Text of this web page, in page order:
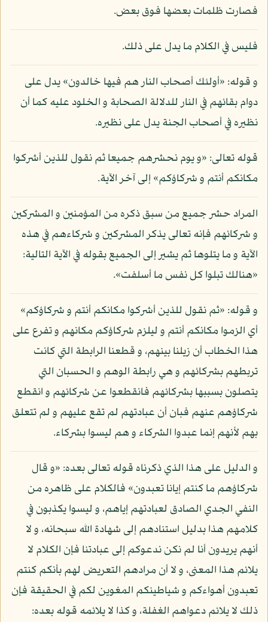
فصارت ظلمات بعضها فوق بعض.
فليس في الكلام ما يدل على ذلك.
و قوله: «أولئك أصحاب النار هم فيها خالدون» يدل على
دوام بقائهم في النار للدلالة الصحابة و الخلود عليه كما أن
نظيره في أصحاب الجنة يدل على نظيره.
قوله تعالى: «و يوم نحشرهم جميعا ثم نقول للذين أشركوا
مكانكم أنتم و شركاؤكم» إلى آخر الآية.
المراد حشر جميع من سبق ذكره من المؤمنين و المشركين
و شركائهم فإنه تعالى يذكر المشركين و شركاءهم في هذه
الآية و ما يتلوها ثم يشير إلى الجميع بقوله في الآية التالية:
«هنالك تبلوا كل نفس ما أسلفت».
و قوله: «ثم نقول للذين أشركوا مكانكم أنتم و شركاؤكم»
أي الزموا مكانكم أنتم و ليلزم شركاؤكم مكانهم و تفرع على
هذا الخطاب أن زيلنا بينهم، و قطعنا الرابطة التي كانت
تربطهم بشركائهم و هي رابطة الوهم و الحسبان التي
يتصلون بسببها بشركائهم فانقطعوا عن شركائهم و انقطع
شركاؤهم عنهم فبان أن عبادتهم لم تقع عليهم و لم تتعلق
بهم لأنهم إنما عبدوا الشركاء و هم ليسوا بشركاء.
و الدليل على هذا الذي ذكرناه قوله تعالى بعده: «و قال
شركاؤهم ما كنتم إيانا تعبدون» فالكلام على ظاهره من
النفي الجدي الصادق لعبادتهم إياهم، و ليسوا يكذبون في
كلامهم هذا بدليل استنادهم إلى شهادة الله سبحانه، و لا
أنهم يريدون أنا لم نكن ندعوكم إلى عبادتنا فإن الكلام لا
يلائم هذا المعنى، و لا أن مرادهم التعريض لهم بأنكم كنتم
تعبدون أهواءكم و شياطينكم المغوين لكم في الحقيقة فإن
ذلك لا يلائم دعواهم الغفلة، و كذا لا يلائمه قوله بعده: